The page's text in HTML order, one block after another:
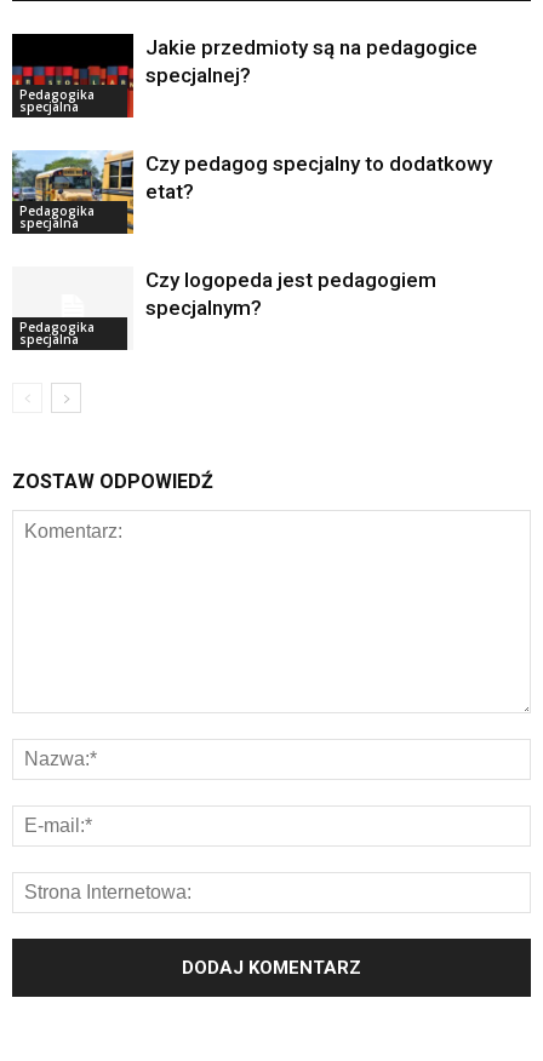
Pedagogika
specjalna
Jakie przedmioty są na pedagogice
specjalnej?
Pedagogika
specjalna
Czy pedagog specjalny to dodatkowy
etat?
Pedagogika
specjalna
Czy logopeda jest pedagogiem
specjalnym?
ZOSTAW ODPOWIEDŹ